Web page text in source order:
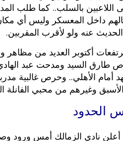
بالسلب.. كما طلب
داخل المعسكر وليس أي
عنه ولو لأقرب المقربين.
أكتوبر العديد من
طارق السيد ومدحت عبد
أمام الأهلي.. وحرص غالبية
وغيرهم من محبي الفانلة
الحدود
أعلن نادي الزمالك أمس